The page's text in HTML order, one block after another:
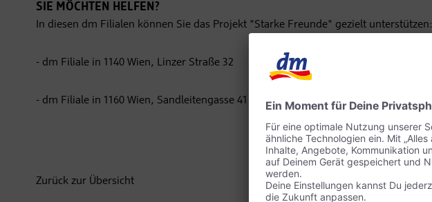
SIE MÖCHTEN HELFEN?
In diesen dm Filialen können Sie das Projekt "Starke Freunde" gezielt unterstützen:
- dm Filiale in 1140 Wien, Linzer Straße 32
- dm Filiale in 1160 Wien, Sandleitengasse 41
Zurück zur Übersicht